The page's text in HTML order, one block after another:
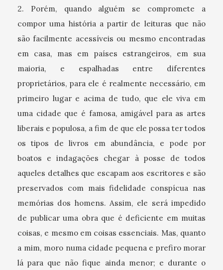
2. Porém, quando alguém se compromete a
compor uma história a partir de leituras que não
são facilmente acessíveis ou mesmo encontradas
em casa, mas em países estrangeiros, em sua
maioria, e espalhadas entre diferentes
proprietários, para ele é realmente necessário, em
primeiro lugar e acima de tudo, que ele viva em
uma cidade que é famosa, amigável para as artes
liberais e populosa, a fim de que ele possa ter todos
os tipos de livros em abundância, e pode por
boatos e indagações chegar à posse de todos
aqueles detalhes que escapam aos escritores e são
preservados com mais fidelidade conspícua nas
memórias dos homens. Assim, ele será impedido
de publicar uma obra que é deficiente em muitas
coisas, e mesmo em coisas essenciais. Mas, quanto
a mim, moro numa cidade pequena e prefiro morar
lá para que não fique ainda menor; e durante o